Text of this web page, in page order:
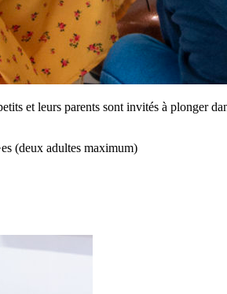
et leurs parents sont invités à plonger
(deux adultes maximum)